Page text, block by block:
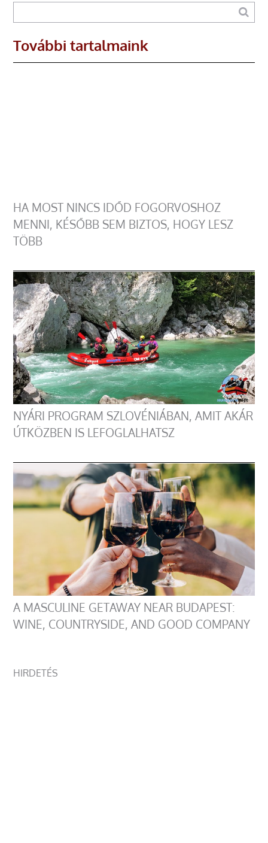
További tartalmaink
HA MOST NINCS IDŐD FOGORVOSHOZ
MENNI, KÉSŐBB SEM BIZTOS, HOGY LESZ
TÖBB
NYÁRI PROGRAM SZLOVÉNIÁBAN, AMIT AKÁR
ÚTKÖZBEN IS LEFOGLALHATSZ
A MASCULINE GETAWAY NEAR BUDAPEST:
WINE, COUNTRYSIDE, AND GOOD COMPANY
HIRDETÉS